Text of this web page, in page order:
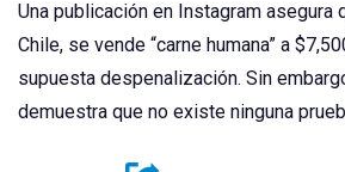
Una publicación en Instagram asegura
Chile, se vende “carne humana” a
supuesta despenalización. Sin
demuestra que no existe ninguna